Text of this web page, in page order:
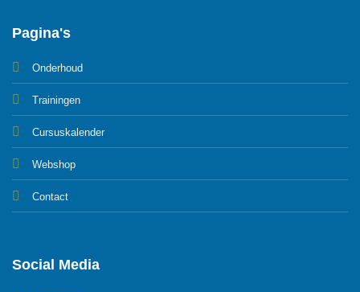
Pagina's
Onderhoud
Trainingen
Cursuskalender
Webshop
Contact
Social Media